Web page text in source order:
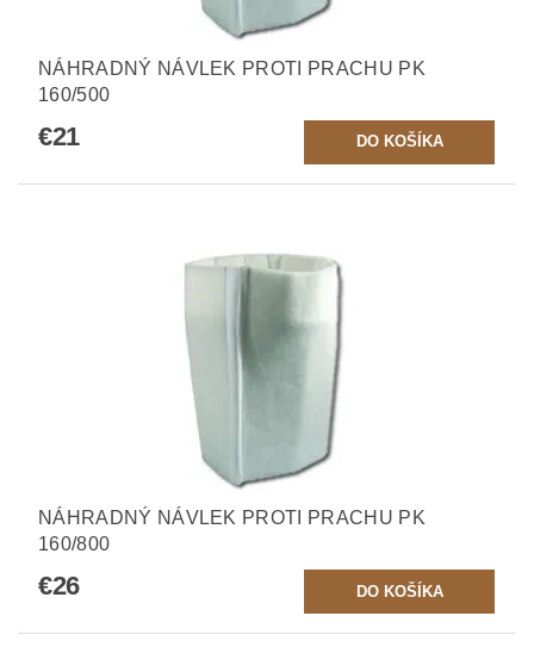
NÁHRADNÝ NÁVLEK PROTI PRACHU PK
160/500
€21
NÁHRADNÝ NÁVLEK PROTI PRACHU PK
160/800
€26